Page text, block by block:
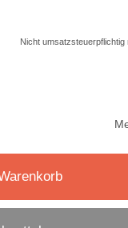
Nicht umsatzsteuerpflichtig